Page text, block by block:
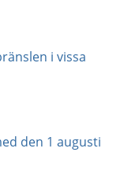
i vissa
den 1 augusti